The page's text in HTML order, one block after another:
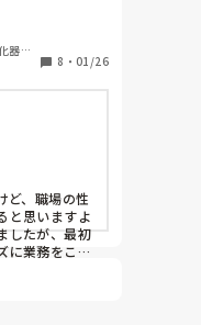
をやって
が出ているな
も、「(私が
見てもよく動
、新人の面
繋げてくる
せんでした。
と言ってい
ーが責任持
どんどん増
器外
8 ・ 01/26
ど、職場の性
と思いますよ
したが、最初
に業務をこな
したよ🎵ど
行うべきと